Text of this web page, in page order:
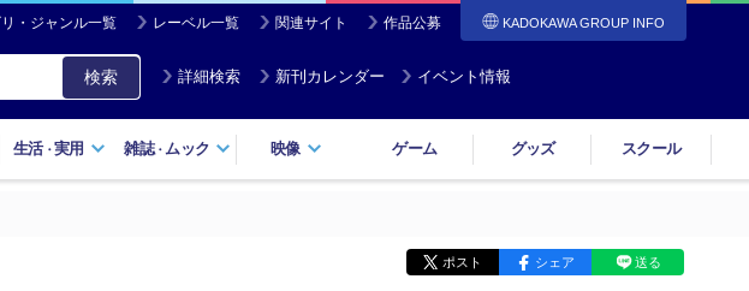
・ジャンル一覧 レーベル一覧 関連サイト 作品公募 KADOKAWA GROUP INFO
検索 詳細検索 新刊カレンダー イベント情報
生活・実用 雑誌・ ムック 映像 ゲーム グッズ スクール
ポスト シェア 送る